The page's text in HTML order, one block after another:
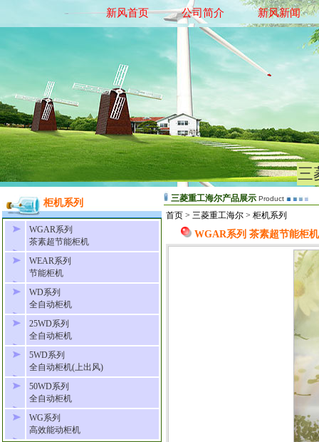
新风首页 公司简介 新风新闻
三
柜机系列
WGAR系列
茶素超节能柜机
WEAR系列
节能柜机
WD系列
全自动柜机
25WD系列
全自动柜机
5WD系列
全自动柜机(上出风)
50WD系列
全自动柜机
WG系列
高效能动柜机
三菱重工海尔产品展示 Product
首页 > 三菱重工海尔 > 柜机系列
WGAR系列 茶素超节能柜机